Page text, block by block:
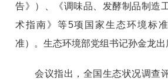
告》）、《调味品、发酵制品制造
术指南》等5项国家生态环境标
准）。生态环境部党组书记孙金龙出
会议指出，全国生态状况调查评